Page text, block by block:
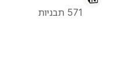
571 תבניות